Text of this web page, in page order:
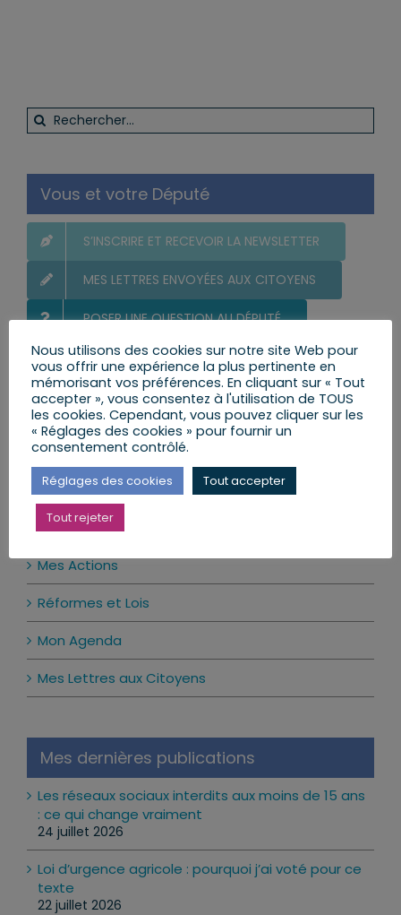
Rechercher:
Vous et votre Député
S’INSCRIRE ET RECEVOIR LA NEWSLETTER
MES LETTRES ENVOYÉES AUX CITOYENS
POSER UNE QUESTION AU DÉPUTÉ
LE CALENDRIER DES PERMANENCES
Ma prochaine permanence
Notice
Il n’y a pas d’évènements à venir.
Actualité par catégories
Mes Actions
Réformes et Lois
Mon Agenda
Mes Lettres aux Citoyens
Mes dernières publications
Les réseaux sociaux interdits aux moins de 15 ans
: ce qui change vraiment
24 juillet 2026
Loi d’urgence agricole : pourquoi j’ai voté pour ce
texte
22 juillet 2026
Nous utilisons des cookies sur notre site Web pour
vous offrir une expérience la plus pertinente en
mémorisant vos préférences. En cliquant sur « Tout
accepter », vous consentez à l'utilisation de TOUS
les cookies. Cependant, vous pouvez cliquer sur les
« Réglages des cookies » pour fournir un
consentement contrôlé.
Réglages des cookies Tout accepter
Tout rejeter